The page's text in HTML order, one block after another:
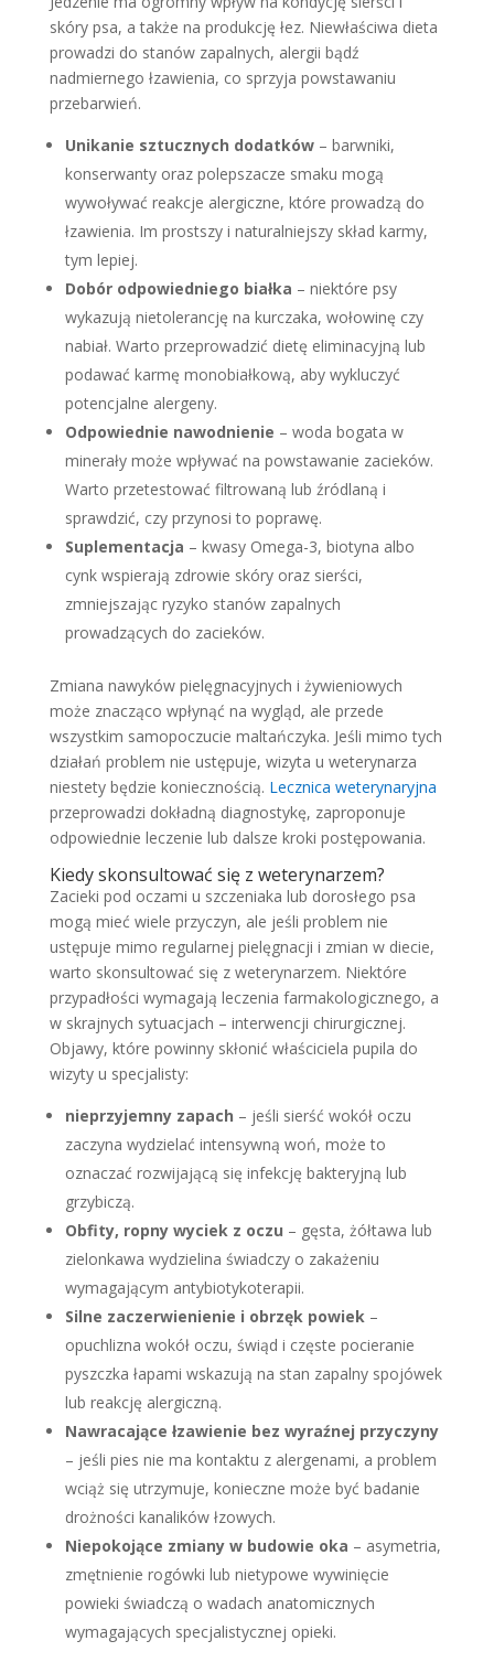
skóry psa, a także na produkcję łez. Niewłaściwa dieta
prowadzi do stanów zapalnych, alergii bądź
nadmiernego łzawienia, co sprzyja powstawaniu
przebarwień.
Unikanie sztucznych dodatków– barwniki,
konserwanty oraz polepszacze smaku mogą
wywoływać reakcje alergiczne, które prowadzą do
łzawienia. Im prostszy i naturalniejszy skład karmy,
tym lepiej.
Dobór odpowiedniego białka – niektóre psy
wykazują nietolerancję na kurczaka, wołowinę czy
nabiał. Warto przeprowadzić dietę eliminacyjną lub
podawać karmę monobiałkową, aby wykluczyć
potencjalne alergeny.
Odpowiednie nawodnienie – woda bogata w
minerały może wpływać na powstawanie zacieków.
Warto przetestować filtrowaną lub źródlaną i
sprawdzić, czy przynosi to poprawę.
Suplementacja – kwasy Omega-3, biotyna albo
cynk wspierają zdrowie skóry oraz sierści,
zmniejszając ryzyko stanów zapalnych
prowadzących do zacieków.
Zmiana nawyków pielęgnacyjnych i żywieniowych
może znacząco wpłynąć na wygląd, ale przede
wszystkim samopoczucie maltańczyka. Jeśli mimo tych
działań problem nie ustępuje, wizyta u weterynarza
niestety będzie koniecznością. Lecznica weterynaryjna
przeprowadzi dokładną diagnostykę, zaproponuje
odpowiednie leczenie lub dalsze kroki postępowania.
Kiedy skonsultować się z weterynarzem?
Zacieki pod oczami u szczeniaka lub dorosłego psa
mogą mieć wiele przyczyn, ale jeśli problem nie
ustępuje mimo regularnej pielęgnacji i zmian w diecie,
warto skonsultować się z weterynarzem. Niektóre
przypadłości wymagają leczenia farmakologicznego, a
w skrajnych sytuacjach – interwencji chirurgicznej.
Objawy, które powinny skłonić właściciela pupila do
wizyty u specjalisty:
nieprzyjemny zapach – jeśli sierść wokół oczu
zaczyna wydzielać intensywną woń, może to
oznaczać rozwijającą się infekcję bakteryjną lub
grzybiczą.
Obfity, ropny wyciek z oczu – gęsta, żółtawa lub
zielonkawa wydzielina świadczy o zakażeniu
wymagającym antybiotykoterapii.
Silne zaczerwienienie i obrzęk powiek–
opuchlizna wokół oczu, świąd i częste pocieranie
pyszczka łapami wskazują na stan zapalny spojówek
lub reakcję alergiczną.
Nawracające łzawienie bez wyraźnej przyczyny
– jeśli pies nie ma kontaktu z alergenami, a problem
wciąż się utrzymuje, konieczne może być badanie
drożności kanalików łzowych.
Niepokojące zmiany w budowie oka – asymetria,
zmętnienie rogówki lub nietypowe wywinięcie
powieki świadczą o wadach anatomicznych
wymagających specjalistycznej opieki.